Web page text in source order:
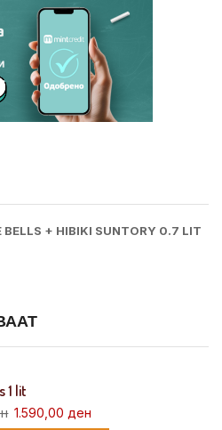
+ HIBIKI SUNTORY 0.7 LIT
1 lit
1.590,00 ден